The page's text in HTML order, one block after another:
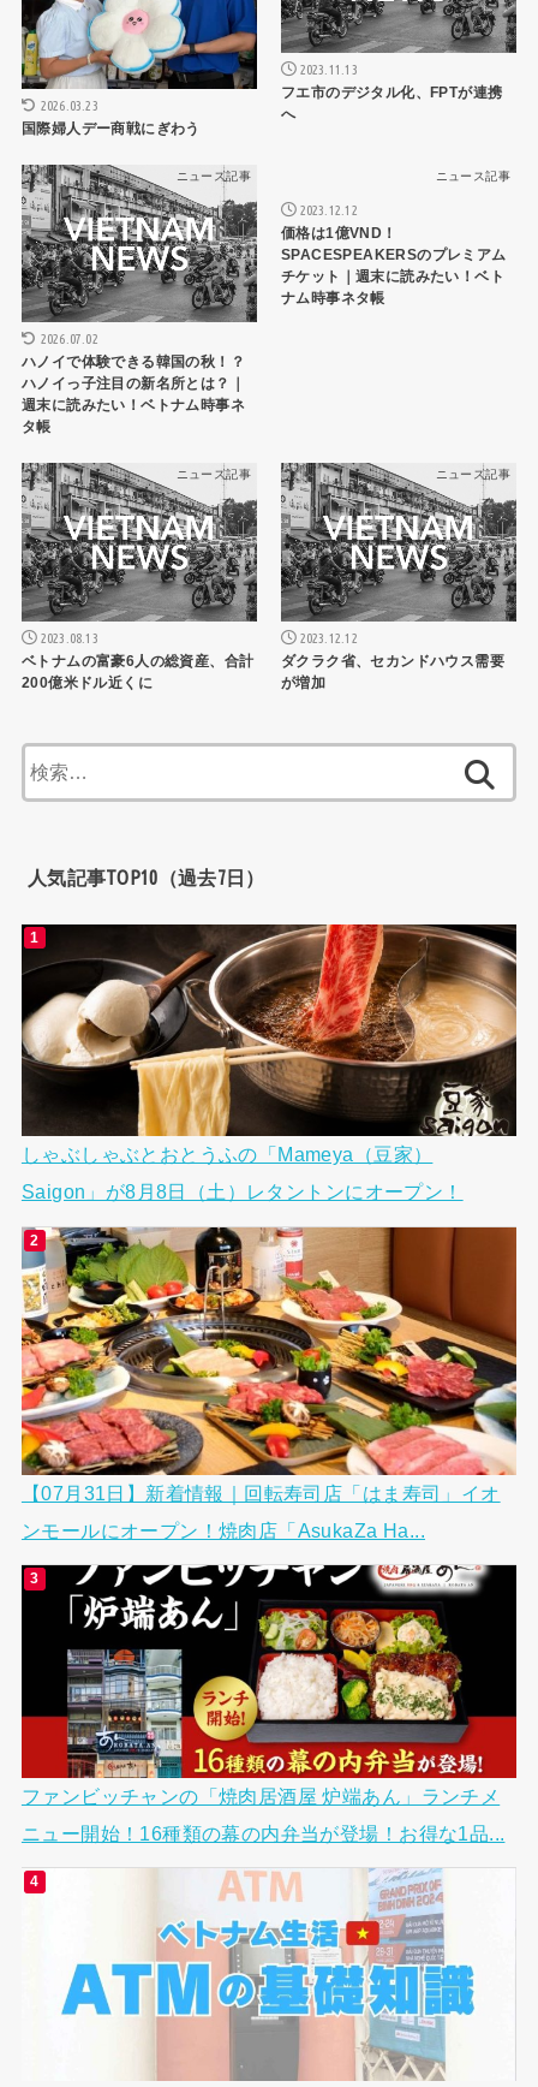
2026.03.23
国際婦人デー商戦にぎわう
2023.11.13
フエ市のデジタル化、FPTが連携
へ
ニュース記事
2026.07.02
ハノイで体験できる韓国の秋！？
ハノイっ子注目の新名所とは？｜
週末に読みたい！ベトナム時事ネ
タ帳
ニュース記事
2023.12.12
価格は1億VND！
SPACESPEAKERSのプレミアム
チケット｜週末に読みたい！ベト
ナム時事ネタ帳
ニュース記事
2023.08.13
ベトナムの富豪6人の総資産、合計
200億米ドル近くに
ニュース記事
2023.12.12
ダクラク省、セカンドハウス需要
が増加
索:
人気記事TOP10（過去7日）
しゃぶしゃぶとおとうふの「Mameya（豆家）
Saigon」が8月8日（土）レタントンにオープン！
【07月31日】新着情報｜回転寿司店「はま寿司」イオ
ンモールにオープン！焼肉店「AsukaZa Ha...
ファンビッチャンの「焼肉居酒屋 炉端あん」ランチメ
ニュー開始！16種類の幕の内弁当が登場！お得な1品...